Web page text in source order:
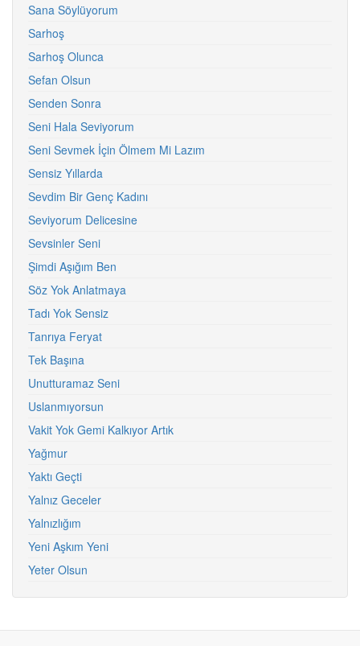
Sana Söylüyorum
Sarhoş
Sarhoş Olunca
Sefan Olsun
Senden Sonra
Seni Hala Seviyorum
Seni Sevmek İçin Ölmem Mi Lazım
Sensiz Yıllarda
Sevdim Bir Genç Kadını
Seviyorum Delicesine
Sevsinler Seni
Şimdi Aşığım Ben
Söz Yok Anlatmaya
Tadı Yok Sensiz
Tanrıya Feryat
Tek Başına
Unutturamaz Seni
Uslanmıyorsun
Vakit Yok Gemi Kalkıyor Artık
Yağmur
Yaktı Geçti
Yalnız Geceler
Yalnızlığım
Yeni Aşkım Yeni
Yeter Olsun